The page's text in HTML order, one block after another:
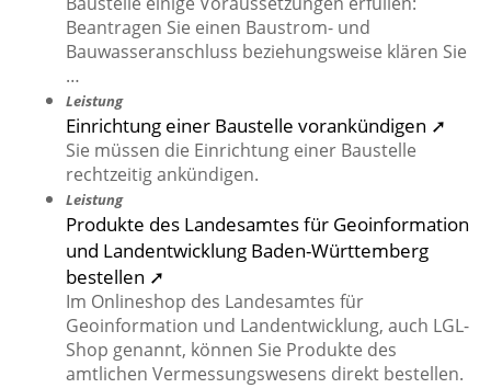
Beantragen Sie einen Baustrom- und
Bauwasseranschluss beziehungsweise klären Sie
…
Leistung
Einrichtung einer Baustelle vorankündigen ➚
Sie müssen die Einrichtung einer Baustelle
rechtzeitig ankündigen.
Leistung
Produkte des Landesamtes für Geoinformation
und Landentwicklung Baden-Württemberg
bestellen ➚
Im Onlineshop des Landesamtes für
Geoinformation und Landentwicklung, auch LGL-
Shop genannt, können Sie Produkte des
amtlichen Vermessungswesens direkt bestellen.